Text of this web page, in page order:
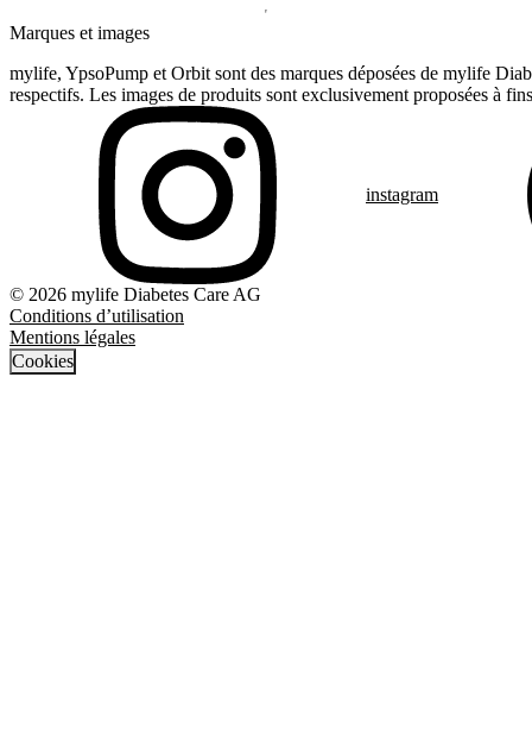
Marques et images
mylife, YpsoPump et Orbit sont des marques déposées de mylife
respectifs. Les images de produits sont exclusivement proposées à
instagram
© 2026 mylife Diabetes Care AG
Conditions d’utilisation
Mentions légales
Cookies